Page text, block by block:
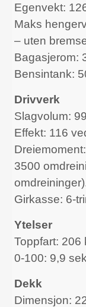
Egenvekt:
Maks
– uten
Bagasjerom:
Bensintank:
Drivverk
Slagvolum:
Effekt: 116
3500
Girkasse: 6-
Ytelser
Toppfart: 206
0-100: 9,9
Dekk
Dimensjon: